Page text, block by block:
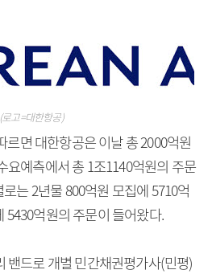
(로고=대한항공)
르면 대한항공은 이날 총 2000억원
요예측에서 총 1조1140억원의 주문
는 2년물 800억원 모집에 5710억
5430억원의 주문이 들어왔다.
밴드로 개별 민간채권평가사(민평)